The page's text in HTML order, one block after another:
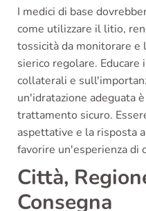
I medici di base
come utilizzare il litio,
tossicità da monitorare
sierico regolare.
collaterali e
un'idratazione adeguata
trattamento sicuro.
aspettative e la risposta
favorire un'esperienza di
Città,
Consegna